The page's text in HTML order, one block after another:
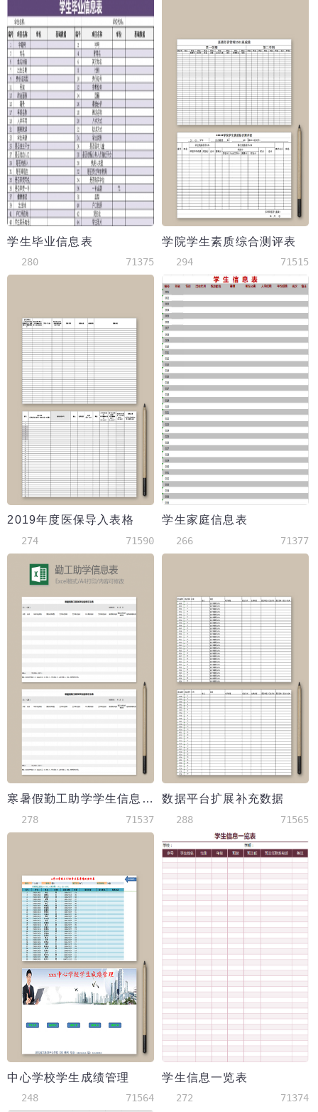
学生毕业信息表
280 71375
学院学生素质综合测评表
294 71515
2019年度医保导入表格
274 71590
学生家庭信息表
266 71377
寒暑假勤工助学学生信息表
278 71537
数据平台扩展补充数据
288 71565
中心学校学生成绩管理
248 71564
学生信息一览表
272 71374